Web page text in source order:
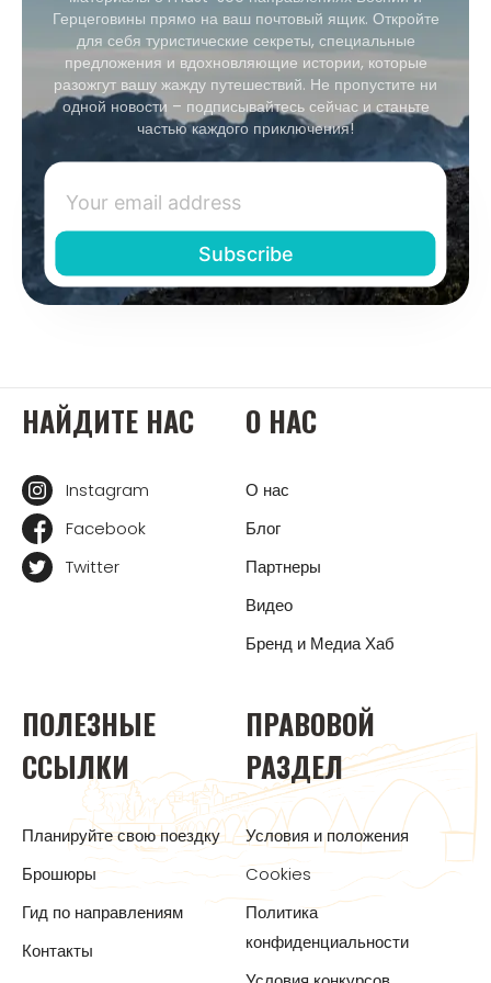
Герцеговины прямо на ваш почтовый ящик. Откройте
для себя туристические секреты, специальные
предложения и вдохновляющие истории, которые
разожгут вашу жажду путешествий. Не пропустите ни
одной новости – подписывайтесь сейчас и станьте
частью каждого приключения!
НАЙДИТЕ НАС
Instagram
Facebook
Twitter
О НАС
О нас
Блог
Партнеры
Видео
Бренд и Медиа Хаб
ПОЛЕЗНЫЕ
ССЫЛКИ
Планируйте свою поездку
Брошюры
Гид по направлениям
Контакты
ПРАВОВОЙ
РАЗДЕЛ
Условия и положения
Cookies
Политика
конфиденциальности